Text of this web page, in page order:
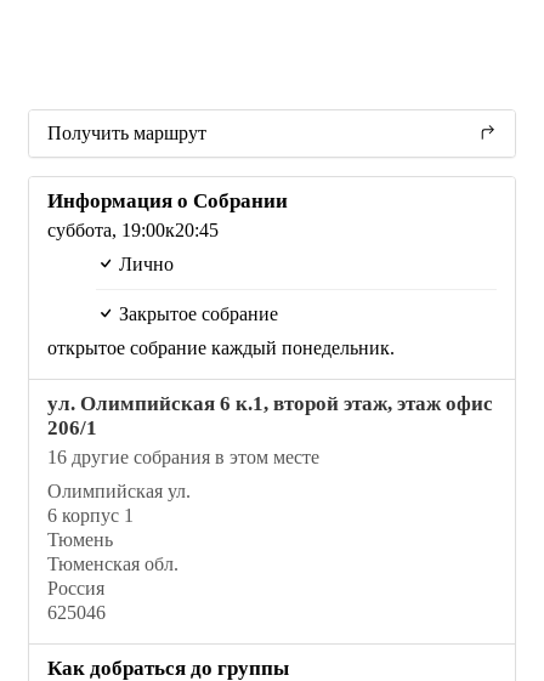
Получить маршрут
Информация о Собрании
суббота, 19:00к20:45
Лично
Закрытое собрание
открытое собрание каждый понедельник.
ул. Олимпийская 6 к.1, второй этаж, этаж офис
206/1
16 другие собрания в этом месте
Олимпийская ул.
6 корпус 1
Тюмень
Тюменская обл.
Россия
625046
Как добраться до группы